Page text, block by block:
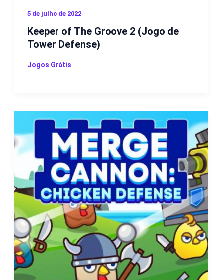
5 de julho de 2022
Keeper of The Groove 2 (Jogo de
Tower Defense)
Jogos Grátis